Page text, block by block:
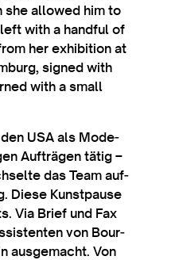
allowed him to
with a hand­ful of
her exhib­i­tion at
signed with
with a small
USA als Mod­e­
Aufträ­gen tätig –
das Team auf­
Diese Kun­st­pause
Via Brief und Fax
von Bour­
aus­gemacht. Von